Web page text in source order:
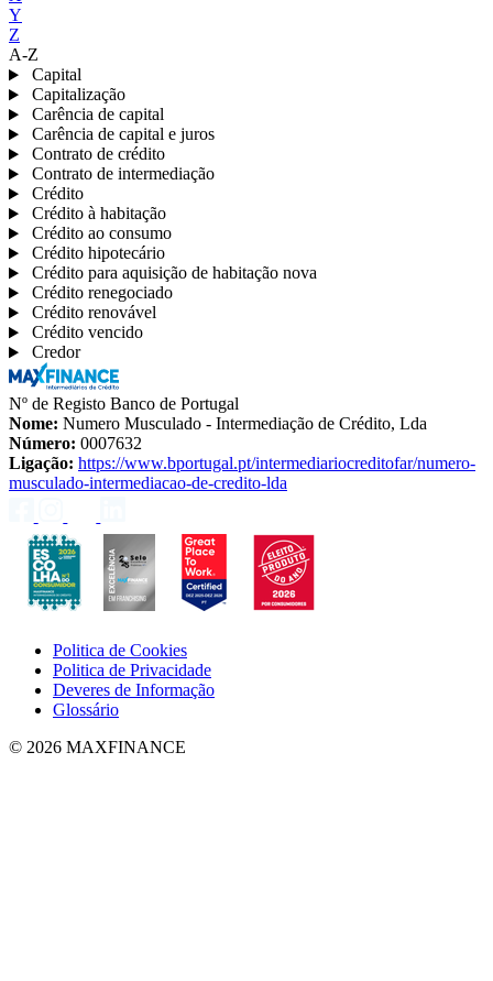
Y
Z
A-Z
Capital
Capitalização
Carência de capital
Carência de capital e juros
Contrato de crédito
Contrato de intermediação
Crédito
Crédito à habitação
Crédito ao consumo
Crédito hipotecário
Crédito para aquisição de habitação nova
Crédito renegociado
Crédito renovável
Crédito vencido
Credor
Nº de Registo Banco de Portugal
Nome: Numero Musculado - Intermediação de Crédito, Lda
Número: 0007632
Ligação: https://www.bportugal.pt/intermediariocreditofar/numero-
musculado-intermediacao-de-credito-lda
Politica de Cookies
Politica de Privacidade
Deveres de Informação
Glossário
© 2026 MAXFINANCE